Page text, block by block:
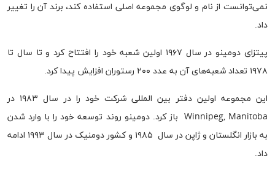
نمی‌توانست از نام و لوگوی مجموعه اصلی استفاده کند، برند آن را تغییر
داد.
پیتزای دومینو در سال ۱۹۶۷ اولین شعبه خود را افتتاح کرد و تا سال تا
۱۹۷۸ تعداد شعبه‌های آن به عدد ۲۰۰ رستوران افزایش پیدا کرد.
این مجموعه اولین دفتر بین المللی شرکت خود را در سال ۱۹۸۳ در
Winnipeg, Manitoba باز کرد. دومینو روند توسعه خود را با وارد شدن
به بازار انگلستان و ژاپن در سال ۱۹۸۵ و کشور دومنیک در سال ۱۹۹۳ ادامه
داد.